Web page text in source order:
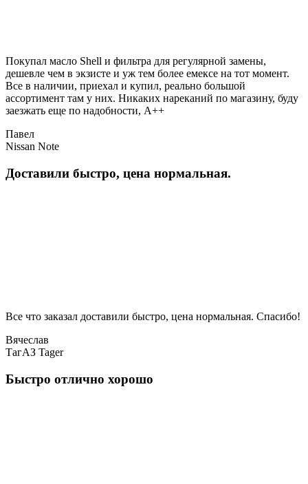
Покупал масло Shell и фильтра для регулярной замены,
дешевле чем в экзисте и уж тем более емексе на тот момент.
Все в наличии, приехал и купил, реально большой
ассортимент там у них. Никаких нареканий по магазину, буду
заезжать еще по надобности, A++
Павел
Nissan Note
Доставили быстро, цена нормальная.
Все что заказал доставили быстро, цена нормальная. Спасибо!
Вячеслав
ТагАЗ Tager
Быстро отлично хорошо